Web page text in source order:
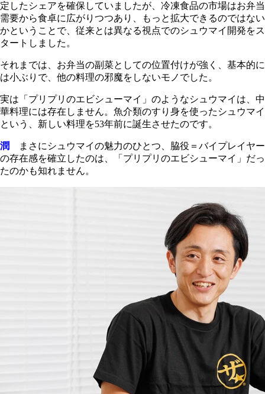
定したシェアを確保していましたが、冷凍食品の市場はお弁当
需要から食卓に広がりつつあり、もっと拡大できるのではない
かということで、従来とは異なる視点でのシュウマイ開発をス
タートしました。
それまでは、お弁当の副菜としての位置付けが強く、基本的に
は小ぶりで、他の料理の邪魔をしないモノでした。
実は「プリプリのエビシューマイ」のようなシュウマイは、中
華料理には存在しません。魚介類のすり身を使ったシュウマイ
という、新しい料理を53年前に誕生させたのです。
潤 まさにシュウマイの魅力のひとつ、脇役＝バイプレイヤー
の存在感を確立したのは、「プリプリのエビシューマイ」だっ
たのかも知れません。